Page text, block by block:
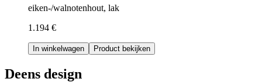
eiken-/walnotenhout, lak
1.194 €
In winkelwagen Product bekijken
Deens design